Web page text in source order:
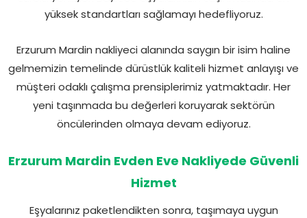
yüksek standartları sağlamayı hedefliyoruz.
Erzurum Mardin nakliyeci alanında saygın bir isim haline
gelmemizin temelinde dürüstlük kaliteli hizmet anlayışı ve
müşteri odaklı çalışma prensiplerimiz yatmaktadır. Her
yeni taşınmada bu değerleri koruyarak sektörün
öncülerinden olmaya devam ediyoruz.
Erzurum Mardin Evden Eve Nakliyede Güvenli
Hizmet
Eşyalarınız paketlendikten sonra, taşımaya uygun